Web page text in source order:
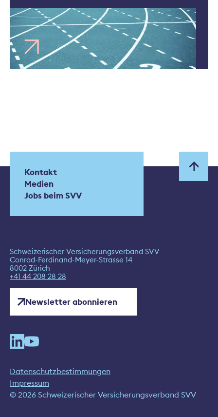
Kontakt
Medien
Jobs beim SVV
Schweizerischer Versicherungsverband SVV
Conrad-Ferdinand-Meyer-Strasse 14
8002 Zürich
+41 44 208 28 28
Newsletter abonnieren
Datenschutzbestimmungen
Impressum
© 2026 Schweizerischer Versicherungsverband SVV